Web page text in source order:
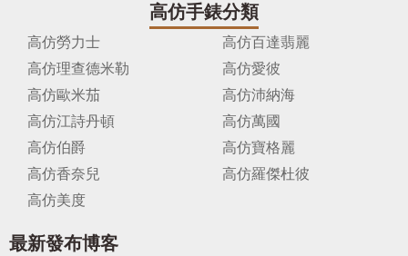
高仿手錶分類
高仿勞力士
高仿百達翡麗
高仿理查德米勒
高仿愛彼
高仿歐米茄
高仿沛納海
高仿江詩丹頓
高仿萬國
高仿伯爵
高仿寶格麗
高仿香奈兒
高仿羅傑杜彼
高仿美度
最新發布博客